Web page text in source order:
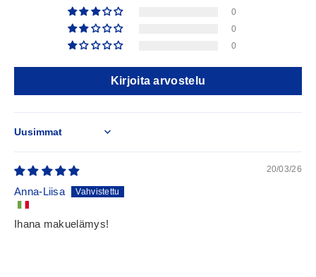
0
0
0
Kirjoita arvostelu
Sort by
20/03/26
Anna-Liisa
Ihana makuelämys!